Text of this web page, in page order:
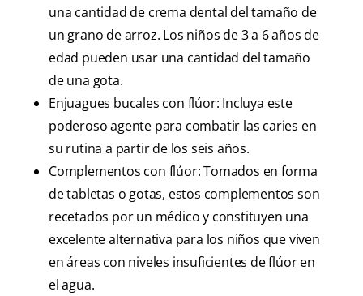
una cantidad de crema dental del tamaño de
un grano de arroz. Los niños de 3 a 6 años de
edad pueden usar una cantidad del tamaño
de una gota.
Enjuagues bucales con flúor: Incluya este
poderoso agente para combatir las caries en
su rutina a partir de los seis años.
Complementos con flúor: Tomados en forma
de tabletas o gotas, estos complementos son
recetados por un médico y constituyen una
excelente alternativa para los niños que viven
en áreas con niveles insuficientes de flúor en
el agua.